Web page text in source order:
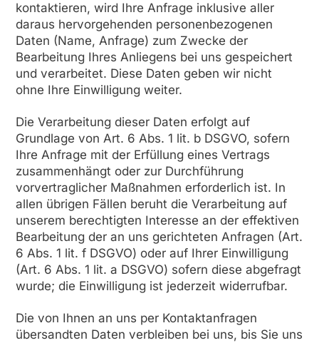
kontaktieren, wird Ihre Anfrage inklusive aller
daraus hervorgehenden personenbezogenen
Daten (Name, Anfrage) zum Zwecke der
Bearbeitung Ihres Anliegens bei uns gespeichert
und verarbeitet. Diese Daten geben wir nicht
ohne Ihre Einwilligung weiter.
Die Verarbeitung dieser Daten erfolgt auf
Grundlage von Art. 6 Abs. 1 lit. b DSGVO, sofern
Ihre Anfrage mit der Erfüllung eines Vertrags
zusammenhängt oder zur Durchführung
vorvertraglicher Maßnahmen erforderlich ist. In
allen übrigen Fällen beruht die Verarbeitung auf
unserem berechtigten Interesse an der effektiven
Bearbeitung der an uns gerichteten Anfragen (Art.
6 Abs. 1 lit. f DSGVO) oder auf Ihrer Einwilligung
(Art. 6 Abs. 1 lit. a DSGVO) sofern diese abgefragt
wurde; die Einwilligung ist jederzeit widerrufbar.
Die von Ihnen an uns per Kontaktanfragen
übersandten Daten verbleiben bei uns, bis Sie uns